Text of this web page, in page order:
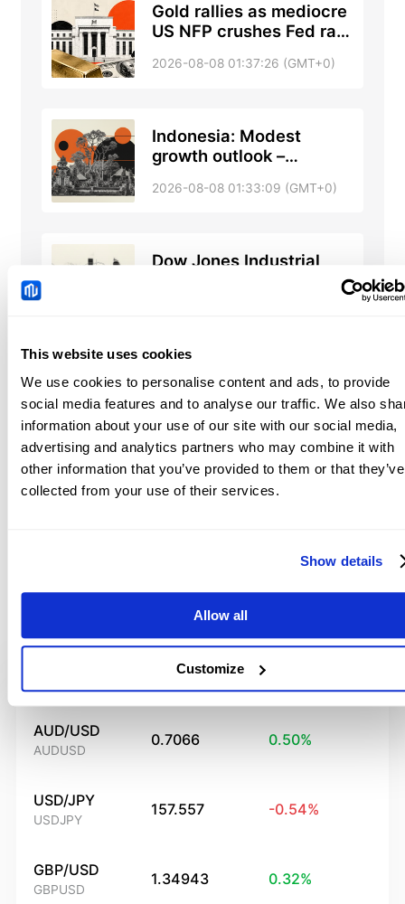
This website uses cookies
We use cookies to personalise content and ads, to provide
social media features and to analyse our traffic. We also
information about your use of our site with our social media,
advertising and analytics partners who may combine it with
other information that you’ve provided to them or that they’ve
collected from your use of their services.
Show details
Allow all
Customize
Gold rallies as mediocre
US NFP crushes Fed rate
2026-08-08 01:37:26 (GMT+0)
Indonesia: Modest
growth outlook –
2026-08-08 01:33:09 (GMT+0)
Dow Jones Industrial
Produkty powiązane
Nazwa Sprzedać Zmiana
AUD/USD
AUDUSD
0.7066 0.50%
USD/JPY
USDJPY
157.557 -0.54%
GBP/USD
GBPUSD
1.34943 0.32%